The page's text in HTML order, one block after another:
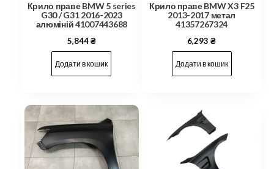
Крило праве BMW 5 series
G30 / G31 2016-2023
алюміній 41007443688
5,844₴
Додати в кошик
Крило праве BMW X3 F25
2013-2017 метал
41357267324
6,293₴
Додати в кошик